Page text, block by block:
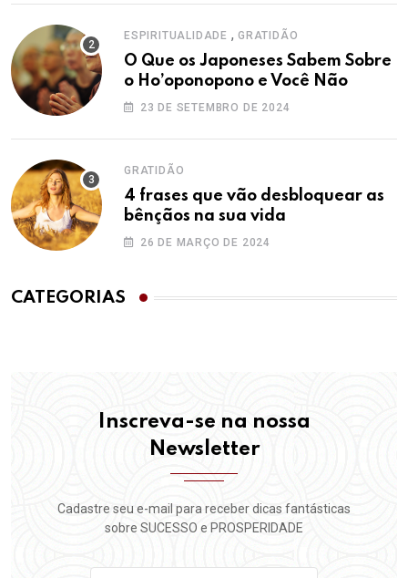
ESPIRITUALIDADE , GRATIDÃO
O Que os Japoneses Sabem Sobre
o Ho’oponopono e Você Não
23 DE SETEMBRO DE 2024
GRATIDÃO
4 frases que vão desbloquear as
bênçãos na sua vida
26 DE MARÇO DE 2024
CATEGORIAS
Inscreva-se na nossa
Newsletter
Cadastre seu e-mail para receber dicas fantásticas
sobre SUCESSO e PROSPERIDADE